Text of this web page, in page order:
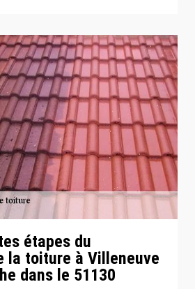
étapes du
la toiture à Villeneuve
dans le 51130